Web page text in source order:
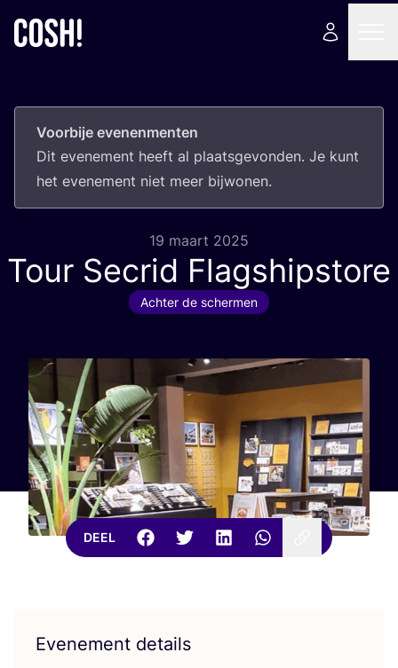
Voorbije evenenmenten
Dit eve­ne­ment heeft al plaats­ge­von­den. Je kunt
het eve­ne­ment niet meer bijwonen.
19 maart 2025
Tour Secrid Flagshipstore
Achter de schermen
DEEL
Evenement details